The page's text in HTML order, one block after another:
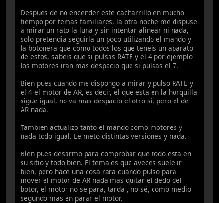
Despues de no encender este cacharrillo en mucho
tiempo por temas familiares, la otra noche me dispuse
a mirar un rato la luna y sin intentar alinear ni nada,
solo pretendia seguirla un poco utilizando el mando y
la botonera que como todos los que teneis un aparato
de estos, sabeis que si pulsas RATE y el 4 por ejemplo
los motores iran mas despacio que si pulsas el 7.
Bien pues cuando me dispongo a mirar y pulso RATE y
el 4 el motor de AR, es decir, el que esta en la horquilla
sigue igual, no va mas despacio el otro si, pero el de
AR nada.
Tambien actualizo tanto el mando como motores y
nada todo igual. Le meto distintas versiones y nada.
Bien pues desarmo para comprobar que todo esta en
su sitio y todo bien. El tema es que aveces suele ir
bien, pero hace una cosa rara cuando pulso para
mover el motor de AR nada mas quitar el dedo del
botor, el motor no se para, tarda , no sé, como medio
segundo mas en parar el motor.